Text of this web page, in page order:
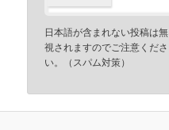
日本語が含まれない投稿は無
視されますのでご注意くださ
い。（スパム対策）